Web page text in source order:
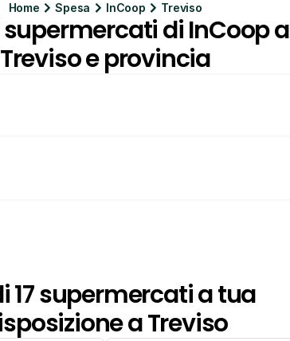
Home Spesa InCoop Treviso
supermercati di InCoop a
Treviso e provincia
17 supermercati a tua
a Treviso